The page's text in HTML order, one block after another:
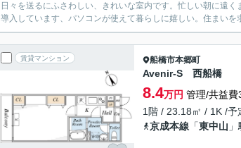
日々を送るにふさわしい、きれいな室内です。忙しい朝に遠
導入しています、パソコンが使えて暮らしに嬉しい。住まい
賃貸マンション 船橋市本郷町
Avenir-S 西船橋
8.4万円 管理/共益費
1階 / 23.18㎡ / 1K /予
京成本線 「東中山